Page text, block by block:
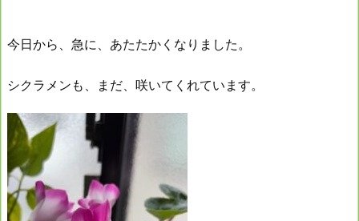
今日から、急に、あたたかくなりました。
シクラメンも、まだ、咲いてくれています。